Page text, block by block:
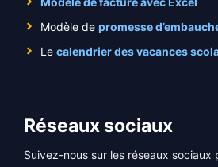
Modèle de promesse
Le calendrier des vacances
Réseaux sociaux
Suivez-nous sur les réseaux sociaux